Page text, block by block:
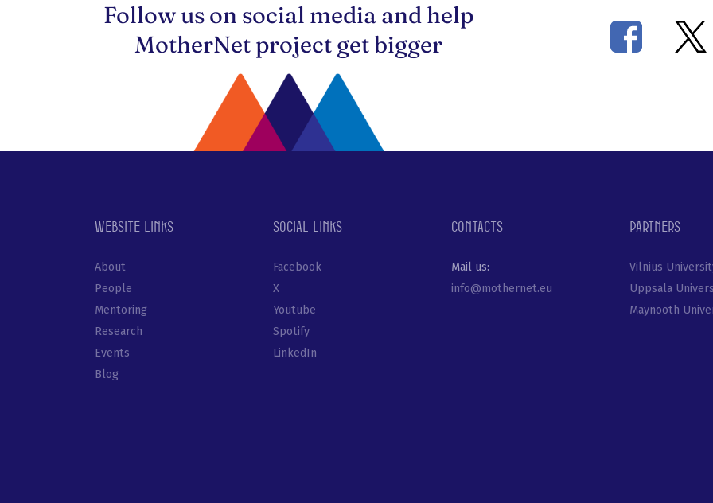
Follow us on social media and help
MotherNet project get bigger
Website links
About
People
Mentoring
Research
Events
Blog
Social links
Facebook
X
Youtube
Spotify
LinkedIn
Contacts
Mail us:
info@mothernet.eu
Partners
Vilnius
Uppsala
Maynooth